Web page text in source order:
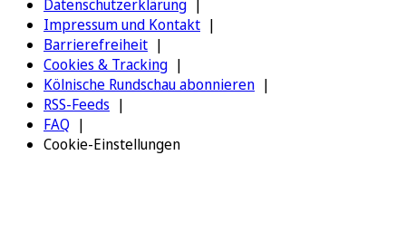
Datenschutzerklärung
Impressum und Kontakt
Barrierefreiheit
Cookies & Tracking
Kölnische Rundschau abonnieren
RSS-Feeds
FAQ
Cookie-Einstellungen